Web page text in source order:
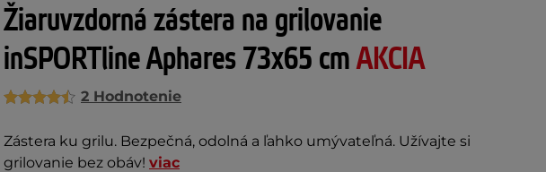
Žiaruvzdorná zástera na grilovanie
inSPORTline Aphares 73x65 cmAKCIA
2 Hodnotenie
Zástera ku grilu. Bezpečná, odolná a ľahko umývateľná. Užívajte si
grilovanie bez obáv! viac